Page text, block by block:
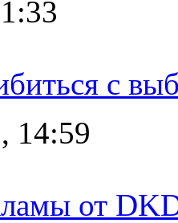
с
14:59
от